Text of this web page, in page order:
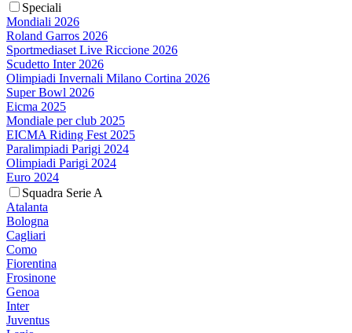
Speciali
Mondiali 2026
Roland Garros 2026
Sportmediaset Live Riccione 2026
Scudetto Inter 2026
Olimpiadi Invernali Milano Cortina 2026
Super Bowl 2026
Eicma 2025
Mondiale per club 2025
EICMA Riding Fest 2025
Paralimpiadi Parigi 2024
Olimpiadi Parigi 2024
Euro 2024
Squadra Serie A
Atalanta
Bologna
Cagliari
Como
Fiorentina
Frosinone
Genoa
Inter
Juventus